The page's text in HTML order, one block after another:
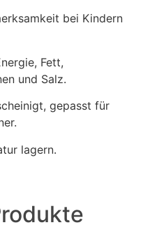
bei Kindern
Fett,
und Salz.
gepasst für
lagern.